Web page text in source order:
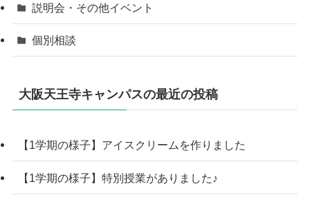
説明会・その他イベント
個別相談
大阪天王寺キャンパスの最近の投稿
【1学期の様子】アイスクリームを作りました
【1学期の様子】特別授業がありました♪